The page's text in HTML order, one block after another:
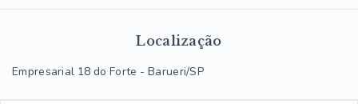
Localização
Empresarial 18 do Forte - Barueri/SP